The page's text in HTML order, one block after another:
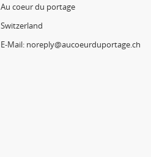
Au coeur du portage
Switzerland
E-Mail: noreply@aucoeurduportage.ch